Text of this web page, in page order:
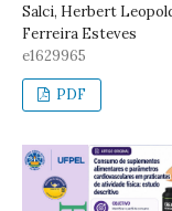
Salci, Herbert
Ferreira Esteves
e1629965
PDF